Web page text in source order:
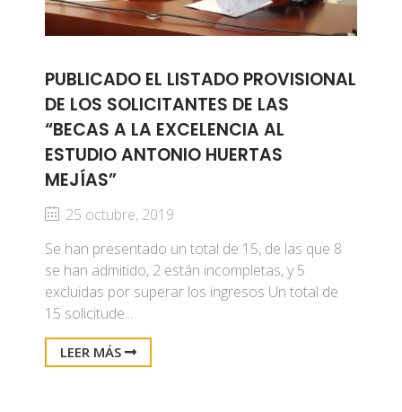
PUBLICADO EL LISTADO PROVISIONAL
DE LOS SOLICITANTES DE LAS
“BECAS A LA EXCELENCIA AL
ESTUDIO ANTONIO HUERTAS
MEJÍAS”
25 octubre, 2019
Se han presentado un total de 15, de las que 8
se han admitido, 2 están incompletas, y 5
excluidas por superar los ingresos Un total de
15 solicitude...
LEER MÁS